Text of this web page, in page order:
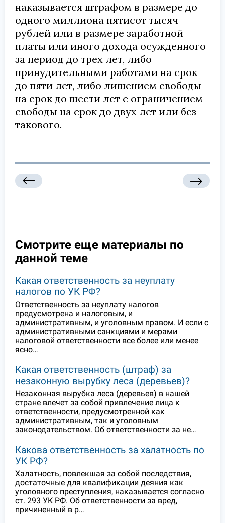
наказывается штрафом в размере до
одного миллиона пятисот тысяч
рублей или в размере заработной
платы или иного дохода осужденного
за период до трех лет, либо
принудительными работами на срок
до пяти лет, либо лишением свободы
на срок до шести лет с ограничением
свободы на срок до двух лет или без
такового.
Смотрите еще материалы по
данной теме
Какая ответственность за неуплату
налогов по УК РФ?
Ответственность за неуплату налогов
предусмотрена и налоговым, и
административным, и уголовным правом. И если с
административными санкциями и мерами
налоговой ответственности все более или менее
ясно…
Какая ответственность (штраф) за
незаконную вырубку леса (деревьев)?
Незаконная вырубка леса (деревьев) в нашей
стране влечет за собой привлечение лица к
ответственности, предусмотренной как
административным, так и уголовным
законодательством. Об ответственности за не…
Какова ответственность за халатность по
УК РФ?
Халатность, повлекшая за собой последствия,
достаточные для квалификации деяния как
уголовного преступления, наказывается согласно
ст. 293 УК РФ. Об ответственности за вред,
причиненный в р…